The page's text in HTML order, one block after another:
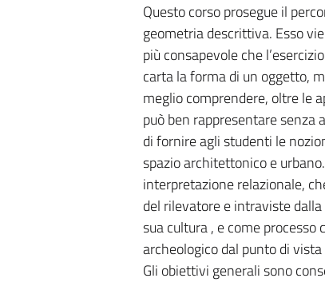
Questo corso prosegue il
geometria descrittiva. Esso
più consapevole che
carta la forma di un oggetto,
meglio comprendere, oltre le
può ben rappresentare senza
di fornire agli studenti le
spazio architettonico e
interpretazione relazionale,
del rilevatore e intraviste dalla
sua cultura , e come
archeologico dal punto di
Gli obiettivi generali sono